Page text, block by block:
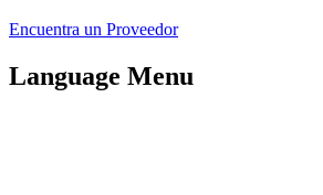
Encuentra un Proveedor
Language Menu